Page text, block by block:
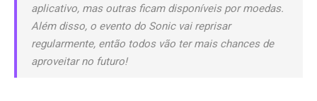
aplicativo, mas outras ficam disponíveis por moedas.
Além disso, o evento do Sonic vai reprisar
regularmente, então todos vão ter mais chances de
aproveitar no futuro!